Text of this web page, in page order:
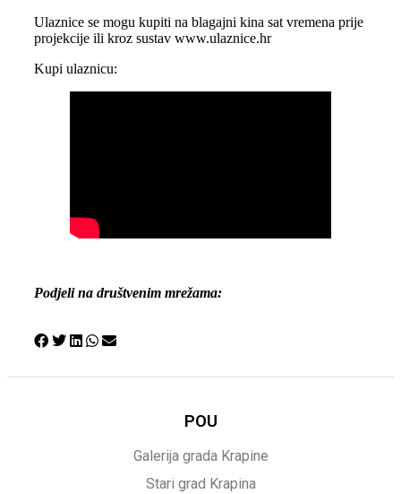
Ulaznice se mogu kupiti na blagajni kina sat vremena prije
projekcije ili kroz sustav www.ulaznice.hr
Kupi ulaznicu:
Podjeli na društvenim mrežama:
POU
Galerija grada Krapine
Stari grad Krapina